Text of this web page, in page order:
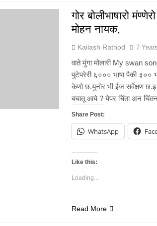
गोर बोलीभाषारो
मोहन नायक,
Kailash Rathod 7
वाते मुंगा मोलारी My swan
पुटेपरेरी ६००० भाषा पैकी ३००
केणो छ.युनोर भी ईज सर्वेक्षण छ.इ
बचातू आये ? येपर चिंता अन
Share Post:
WhatsApp
Like this:
Loading...
Read More